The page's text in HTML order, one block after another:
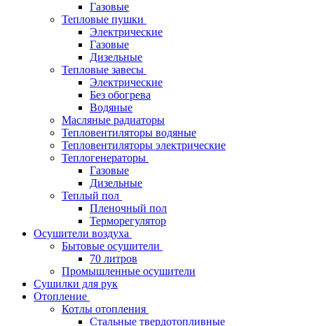
Газовые
Тепловые пушки
Электрические
Газовые
Дизельные
Тепловые завесы
Электрические
Без обогрева
Водяные
Масляные радиаторы
Тепловентиляторы водяные
Тепловентиляторы электрические
Теплогенераторы
Газовые
Дизельные
Теплый пол
Пленочный пол
Терморегулятор
Осушители воздуха
Бытовые осушители
70 литров
Промышленные осушители
Сушилки для рук
Отопление
Котлы отопления
Стальные твердотопливные